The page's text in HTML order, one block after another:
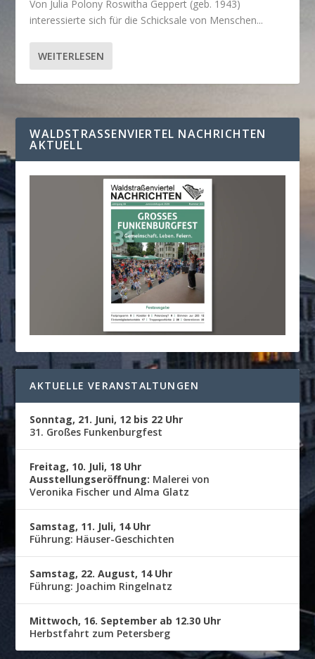
Von Julia Polony Roswitha Geppert (geb. 1943)
interessierte sich für die Schicksale von Menschen...
WEITERLESEN
WALDSTRASSENVIERTEL NACHRICHTEN A
KTUELL
AKTUELLE VERANSTALTUNGEN
Sonntag, 21. Juni, 12 bis 22 Uhr
31. Großes Funkenburgfest
Freitag, 10. Juli, 18 Uhr
Ausstellungseröffnung: Malerei von
Veronika Fischer und Alma Glatz
Samstag, 11. Juli, 14 Uhr
Führung: Häuser-Geschichten
Samstag, 22. August, 14 Uhr
Führung: Joachim Ringelnatz
Mittwoch, 16. September ab 12.30 Uhr
Herbstfahrt zum Petersberg